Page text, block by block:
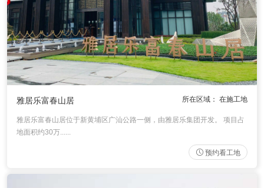
设计师
设计师事务所 设计总监 高级主创设计师 主创设计师
高级软装设计师 软装设计师
天河区
从化区
雅居乐富春山居 所在区域： 在施工地
雅居乐富春山居位于新黄埔区广汕公路一侧，由雅居乐集团开发。 项目占
地面积约30万......
预约看工地